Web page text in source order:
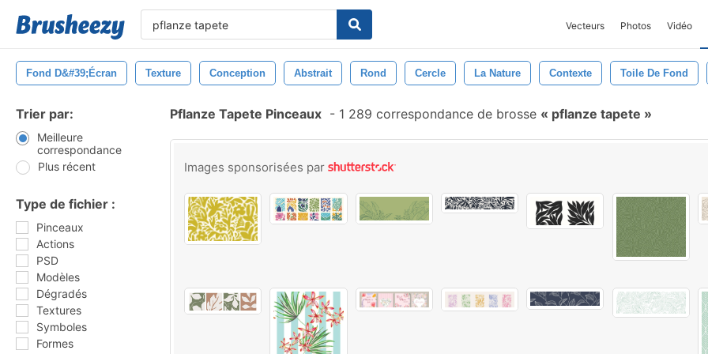
Vecteurs Photos Vidéo
Fond D&#39;écran Texture Conception Abstrait Rond Cercle La Nature Contexte Toile De Fond
Trier par:
Meilleure
correspondance
Plus récent
Type de fichier :
Pinceaux
Actions
PSD
Modèles
Dégradés
Textures
Symboles
Formes
Pflanze Tapete Pinceaux - 1 289 correspondance de brosse pflanze tapete
Images sponsorisées par